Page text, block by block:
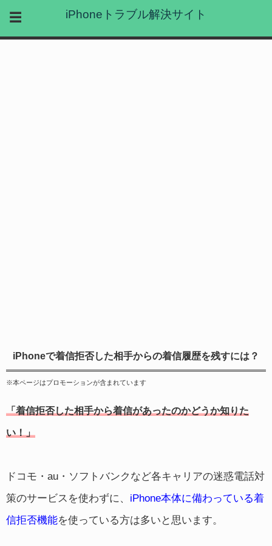
iPhoneトラブル解決サイト
iPhoneで着信拒否した相手からの着信履歴を残すには？
※本ページはプロモーションが含まれています
「着信拒否した相手から着信があったのかどうか知りた
い！」
ドコモ・au・ソフトバンクなど各キャリアの迷惑電話対
策のサービスを使わずに、 iPhone本体に備わっている着
信拒否機能を使っている方は多いと思います。